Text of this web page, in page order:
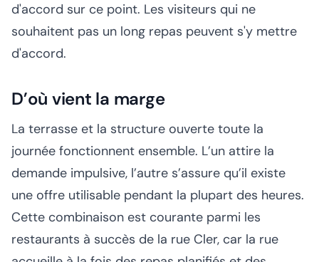
d'accord sur ce point. Les visiteurs qui ne
souhaitent pas un long repas peuvent s'y mettre
d'accord.
D’où vient la marge
La terrasse et la structure ouverte toute la
journée fonctionnent ensemble. L’un attire la
demande impulsive, l’autre s’assure qu’il existe
une offre utilisable pendant la plupart des heures.
Cette combinaison est courante parmi les
restaurants à succès de la rue Cler, car la rue